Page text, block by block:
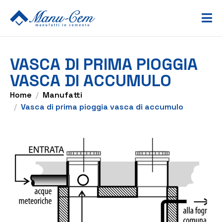
VASCA DI PRIMA PIOGGIA
VASCA DI ACCUMULO
Home
Manufatti
Vasca di prima pioggia vasca di accumulo